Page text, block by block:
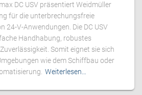
DC USV präsentiert Weidmüller
für die unterbrechungsfreie
24-V-Anwendungen. Die DC USV
Handhabung, robustes
Somit eignet sie sich
wie dem Schiffbau oder
Weiterlesen…